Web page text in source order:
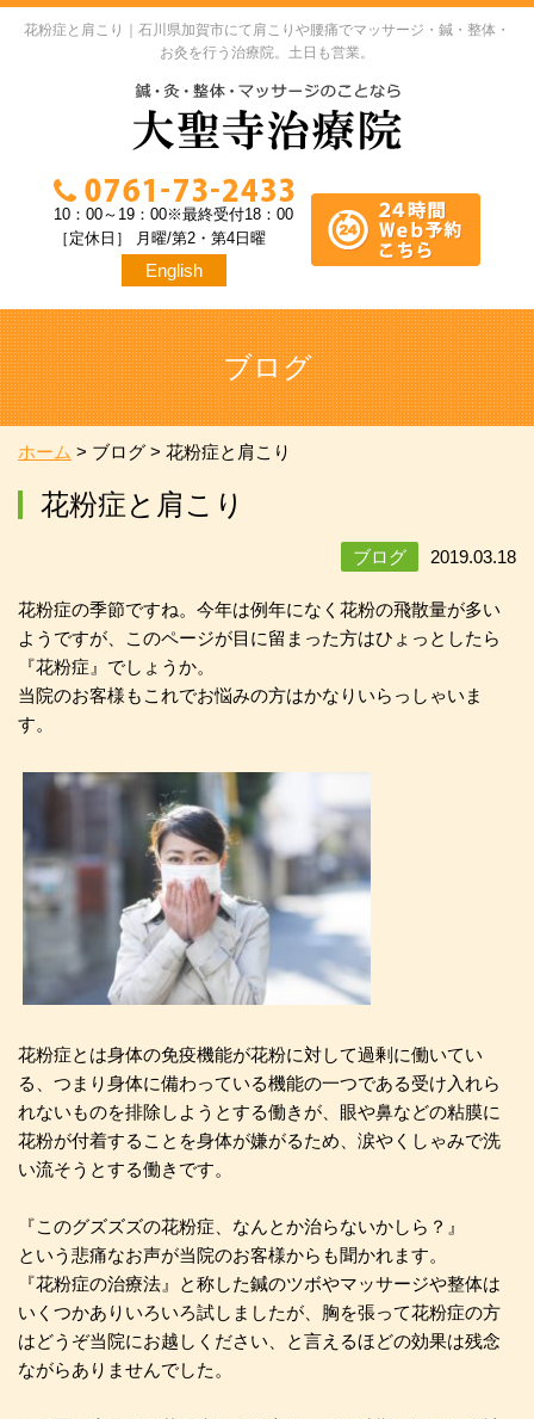
花粉症と肩こり｜石川県加賀市にて肩こりや腰痛でマッサージ・鍼・整体・
お灸を行う治療院。土日も営業。
10：00～19：00※最終受付18：00
［定休日］ 月曜/第2・第4日曜
English
ブログ
ホーム > ブログ > 花粉症と肩こり
花粉症と肩こり
ブログ 2019.03.18
花粉症の季節ですね。今年は例年になく花粉の飛散量が多い
ようですが、このページが目に留まった方はひょっとしたら
『花粉症』でしょうか。
当院のお客様もこれでお悩みの方はかなりいらっしゃいま
す。
花粉症とは身体の免疫機能が花粉に対して過剰に働いてい
る、つまり身体に備わっている機能の一つである受け入れら
れないものを排除しようとする働きが、眼や鼻などの粘膜に
花粉が付着することを身体が嫌がるため、涙やくしゃみで洗
い流そうとする働きです。
『このグズズズの花粉症、なんとか治らないかしら？』
という悲痛なお声が当院のお客様からも聞かれます。
『花粉症の治療法』と称した鍼のツボやマッサージや整体は
いくつかありいろいろ試しましたが、胸を張って花粉症の方
はどうぞ当院にお越しください、と言えるほどの効果は残念
ながらありませんでした。